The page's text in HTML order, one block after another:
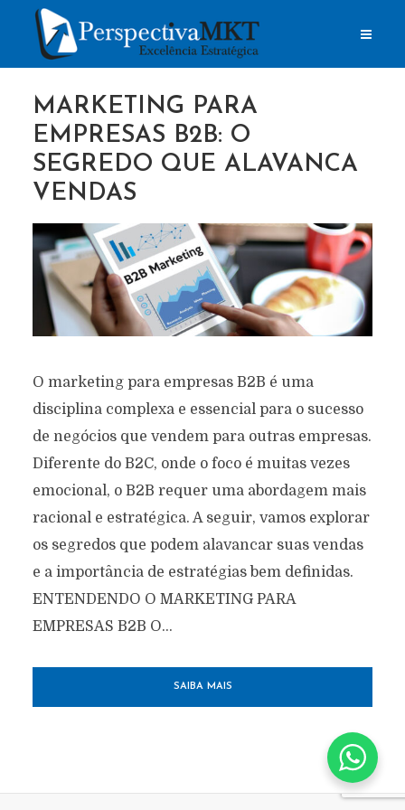
MARKETING PARA
EMPRESAS B2B: O
SEGREDO QUE ALAVANCA
VENDAS
O marketing para empresas B2B é uma
disciplina complexa e essencial para o sucesso
de negócios que vendem para outras empresas.
Diferente do B2C, onde o foco é muitas vezes
emocional, o B2B requer uma abordagem mais
racional e estratégica. A seguir, vamos explorar
os segredos que podem alavancar suas vendas
e a importância de estratégias bem definidas.
ENTENDENDO O MARKETING PARA
EMPRESAS B2B O...
SAIBA MAIS